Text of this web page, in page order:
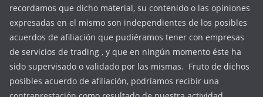
recordamos que dicho material, su contenido o las opiniones
expresadas en el mismo son independientes de los posibles
acuerdos de afiliación que pudiéramos tener con empresas
de servicios de trading , y que en ningún momento éste ha
sido supervisado o validado por las mismas. Fruto de dichos
posibles acuerdo de afiliación, podríamos recibir una